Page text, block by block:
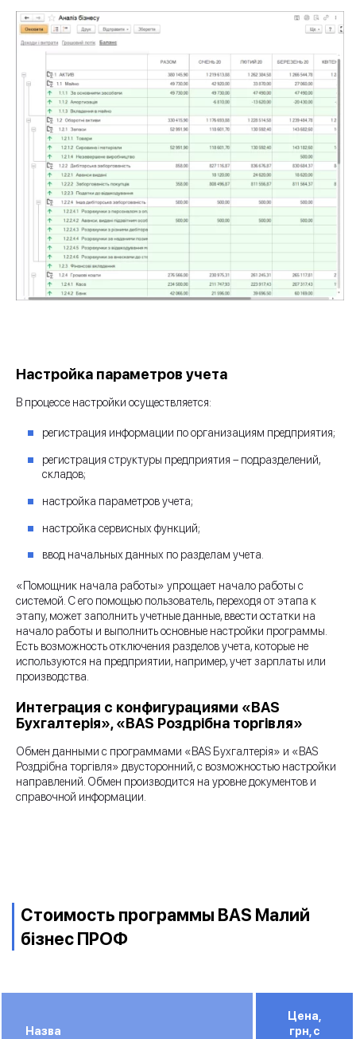
Настройка параметров учета
В процессе настройки осуществляется:
регистрация информации по организациям предприятия;
регистрация структуры предприятия – подразделений,
складов;
настройка параметров учета;
настройка сервисных функций;
ввод начальных данных по разделам учета.
«Помощник начала работы» упрощает начало работы с
системой. С его помощью пользователь, переходя от этапа к
этапу, может заполнить учетные данные, ввести остатки на
начало работы и выполнить основные настройки программы.
Есть возможность отключения разделов учета, которые не
используются на предприятии, например, учет зарплаты или
производства.
Интеграция с конфигурациями «BAS
Бухгалтерія», «BAS Роздрібна торгівля»
Обмен данными с программами «BAS Бухгалтерія» и «BAS
Роздрібна торгівля» двусторонний, с возможностью настройки
направлений. Обмен производится на уровне документов и
справочной информации.
Стоимость программы BAS Малий
бізнес ПРОФ
Назва
Цена,
грн, с